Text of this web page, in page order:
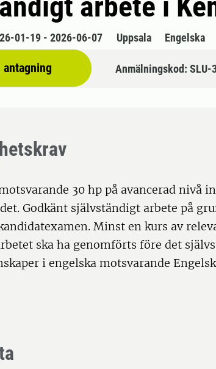
01-19 - 2026-06-07 Uppsala Engelska
antagning Anmälningskod: SLU-
30 hp på avancerad nivå
Godkänt självständigt arbete på
Minst en kurs av
ska ha genomförts före det
i engelska motsvarande